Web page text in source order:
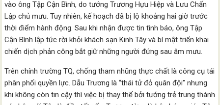
vào ông Tập Cận Bình, do tướng Trương Hựu Hiệp và Lưu Chấn
Lập chủ mưu. Tuy nhiên, kế hoạch đã bị lộ khoảng hai giờ trước
thời điểm hành động. Sau khi nhận được tin tình báo, ông Tập
Cận Bình lập tức rời khỏi khách sạn Kinh Tây và bí mật triển khai
chiến dịch phản công bắt giữ những người đứng sau âm mưu.
Trên chính trường TQ, chống tham nhũng thực chất là công cụ tái
phân phối quyền lực. Dẫu Trương là “thái tử đỏ quân đội” nhưng
khi không còn tin cậy thì việc bị thay thế bởi tướng trẻ trung thành